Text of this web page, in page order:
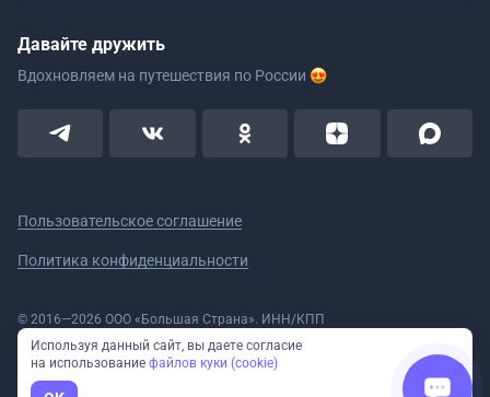
Давайте дружить
Вдохновляем на путешествия по России
Пользовательское соглашение
Политика конфиденциальности
© 2016—2026 ООО «Большая Страна». ИНН/КПП
5908078160/590801001 ОГРН 1185958020533
Номер в реестре Роскомнадзора № 59-18-006319 (Приказ № 321 от
11.10.2018)
Полное или частичное копирование изображений и текстов возможно
Используя данный сайт, вы даете согласие
на использование файлов куки (cookie)